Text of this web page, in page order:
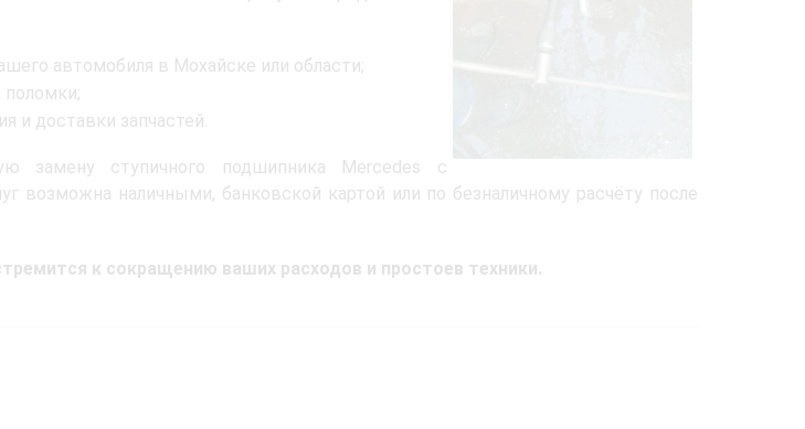
автомобиля в Мохайске или области;
и доставки запчастей.
замену ступичного подшипника Mercedes с
возможна наличными, банковской картой или по безналичному расчёту после
к сокращению ваших расходов и простоев техники.